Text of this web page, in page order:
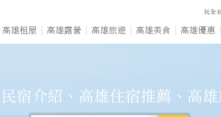
高雄租屋 高雄露營 高雄旅遊 高雄美食 高雄優惠
玩全
宿介紹、高雄住宿推薦、高